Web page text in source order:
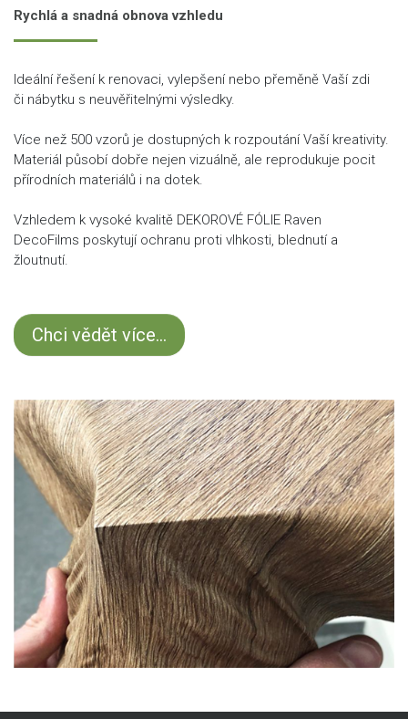
Rychlá a snadná obnova vzhledu
Ideální řešení k renovaci, vylepšení nebo přeměně Vaší zdi
či nábytku s neuvěřitelnými výsledky.
Více než 500 vzorů je dostupných k rozpoutání Vaší kreativity.
Materiál působí dobře nejen vizuálně, ale reprodukuje pocit
přírodních materiálů i na dotek.
Vzhledem k vysoké kvalitě DEKOROVÉ FÓLIE Raven
DecoFilms poskytují ochranu proti vlhkosti, blednutí a
žloutnutí.
Chci vědět více...